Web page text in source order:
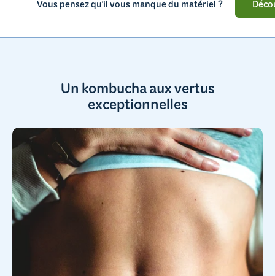
Vous pensez qu'il vous manque du matériel ?
Un kombucha aux vertus
exceptionnelles